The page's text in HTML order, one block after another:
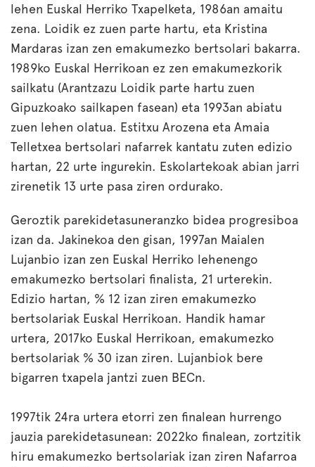
lehen Euskal Herriko Txapelketa, 1986an amaitu
zena. Loidik ez zuen parte hartu, eta Kristina
Mardaras izan zen emakumezko bertsolari bakarra.
1989ko Euskal Herrikoan ez zen emakumezkorik
sailkatu (Arantzazu Loidik parte hartu zuen
Gipuzkoako sailkapen fasean) eta 1993an abiatu
zuen lehen olatua. Estitxu Arozena eta Amaia
Telletxea bertsolari nafarrek kantatu zuten edizio
hartan, 22 urte ingurekin. Eskolartekoak abian jarri
zirenetik 13 urte pasa ziren ordurako.
Geroztik parekidetasuneranzko bidea progresiboa
izan da. Jakinekoa den gisan, 1997an Maialen
Lujanbio izan zen Euskal Herriko lehenengo
emakumezko bertsolari finalista, 21 urterekin.
Edizio hartan, % 12 izan ziren emakumezko
bertsolariak Euskal Herrikoan. Handik hamar
urtera, 2017ko Euskal Herrikoan, emakumezko
bertsolariak % 30 izan ziren. Lujanbiok bere
bigarren txapela jantzi zuen BECn.
1997tik 24ra urtera etorri zen finalean hurrengo
jauzia parekidetasunean: 2022ko finalean, zortzitik
hiru emakumezko bertsolariak izan ziren Nafarroa